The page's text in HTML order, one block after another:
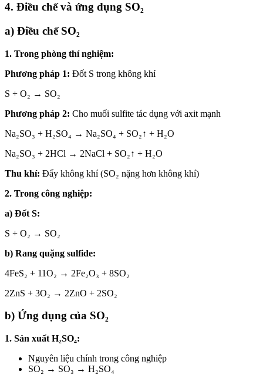
4. Điều chế và ứng dụng SO₂
a) Điều chế SO₂
1. Trong phòng thí nghiệm:
Phương pháp 1: Đốt S trong không khí
S + O₂ → SO₂
Phương pháp 2: Cho muối sulfite tác dụng với axit mạnh
Na₂SO₃ + H₂SO₄ → Na₂SO₄ + SO₂↑ + H₂O
Na₂SO₃ + 2HCl → 2NaCl + SO₂↑ + H₂O
Thu khí: Đẩy không khí (SO₂ nặng hơn không khí)
2. Trong công nghiệp:
a) Đốt S:
S + O₂ → SO₂
b) Rang quặng sulfide:
4FeS₂ + 11O₂ → 2Fe₂O₃ + 8SO₂
2ZnS + 3O₂ → 2ZnO + 2SO₂
b) Ứng dụng của SO₂
1. Sản xuất H₂SO₄:
Nguyên liệu chính trong công nghiệp
SO₂ → SO₃ → H₂SO₄